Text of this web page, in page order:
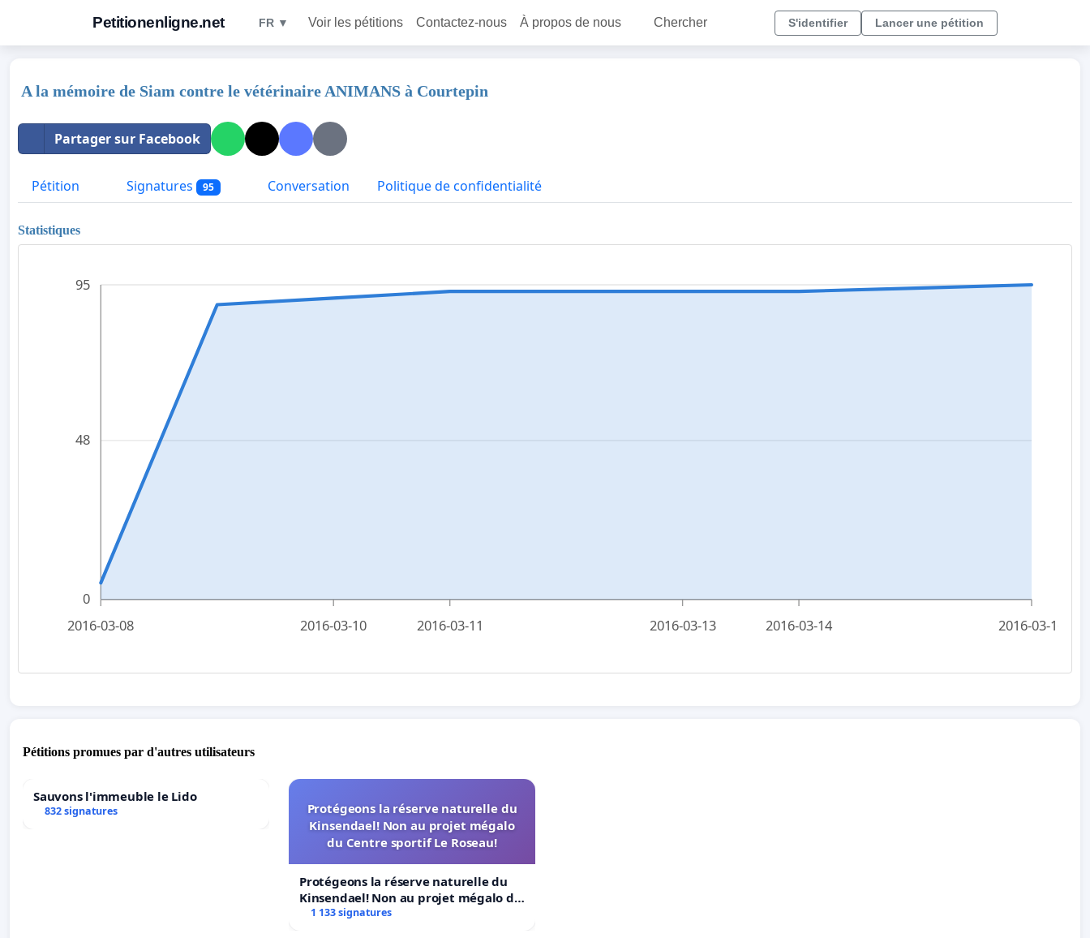
Petitionenligne.net FR ▼ Voir les pétitions Contactez-nous À propos de nous Chercher S'identifier Lancer une pétition
A la mémoire de Siam contre le vétérinaire ANIMANS à Courtepin
Partager sur Facebook
Pétition Signatures 95 Conversation Politique de confidentialité
Statistiques
0
48
95
2016-03-08 2016-03-10 2016-03-11 2016-03-13 2016-03-14 2016-03-16
Pétitions promues par d'autres utilisateurs
Sauvons l'immeuble le Lido
832 signatures
Protégeons la réserve naturelle du
Kinsendael! Non au projet mégalo
du Centre sportif Le Roseau!
Protégeons la réserve naturelle du
Kinsendael! Non au projet mégalo du
Centre sportif Le Roseau!
1 133 signatures